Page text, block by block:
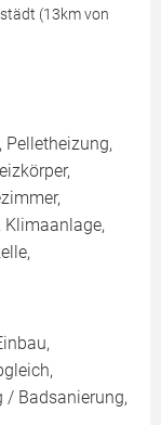
(13km von
Pelletheizung,
Klimaanlage,
/ Badsanierung,